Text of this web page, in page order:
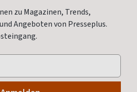
zu Magazinen, Trends,
Angeboten von Presseplus.